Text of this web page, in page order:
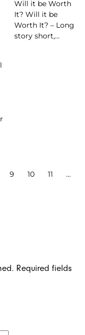
Will it be Worth
It? Will it be
Worth It? – Long
story short,…
9 10 11 …
Required fields